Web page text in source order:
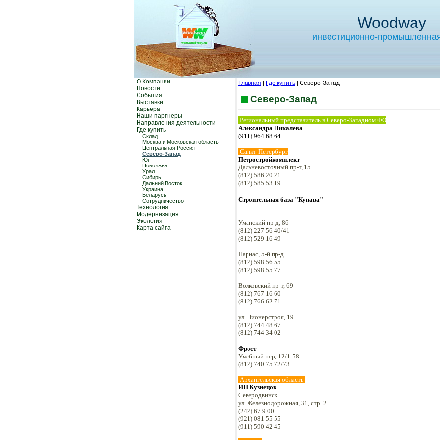
Woodway
инвестиционно-
О Компании
Новости
События
Выставки
Карьера
Наши партнеры
Направления деятельности
Где купить
Склад
Москва и Московская область
Центральная Россия
Северо-Запад
Юг
Поволжье
Урал
Сибирь
Дальний Восток
Украина
Беларусь
Сотрудничество
Технология
Модернизация
Экология
Карта сайта
Главная Где купить | Северо-Запад
Северо-Запад
Региональный представитель в Северо-Западном ФО
Александра Пикалева
(911) 964 68 64
Санкт-Петербург
Петростройкомплект
Дальневосточный пр-т, 15
(812) 586 20 21
(812) 585 53 19
Строительная база "Купава"
Уманский пр-д, 86
(812) 227 56 40/41
(812) 529 16 49
Парнас, 5-й пр-д
(812) 598 56 55
(812) 598 55 77
Волковский пр-т, 69
(812) 767 16 60
(812) 766 62 71
ул. Пионерстроя, 19
(812) 744 48 67
(812) 744 34 02
Фрост
Учебный пер, 12/1-58
(812) 740 75 72/73
Архангельская область
ИП Кузнецов
Северодвинск
ул. Железнодорожная, 31, стр. 2
(242) 67 9 00
(921) 081 55 55
(911) 590 42 45